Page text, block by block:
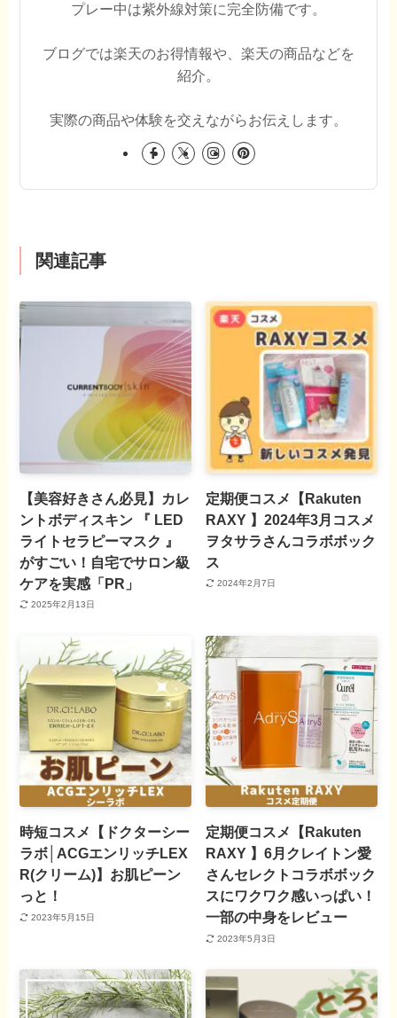
プレー中は紫外線対策に完全防備です。
ブログでは楽天のお得情報や、楽天の商品などを
紹介。
実際の商品や体験を交えながらお伝えします。
関連記事
【美容好きさん必見】カレ
ントボディスキン 『 LED
ライトセラピーマスク 』
がすごい！自宅でサロン級
ケアを実感「PR」
2025年2月13日
定期便コスメ【Rakuten
RAXY 】2024年3月コスメ
ヲタサラさんコラボボック
ス
2024年2月7日
時短コスメ【ドクターシー
ラボ│ACGエンリッチLEX
R(クリーム)】お肌ピーン
っと！
2023年5月15日
定期便コスメ【Rakuten
RAXY 】6月クレイトン愛
さんセレクトコラボボック
スにワクワク感いっぱい！
一部の中身をレビュー
2023年5月3日